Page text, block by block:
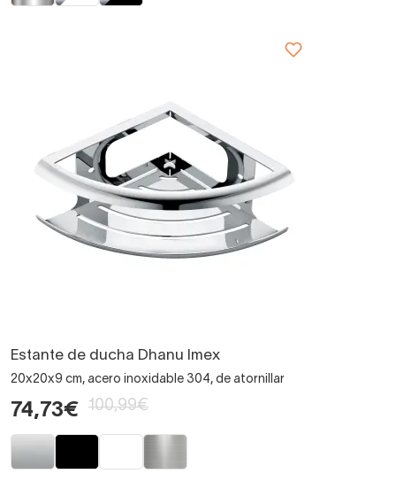
Estante de ducha Dhanu Imex
20x20x9 cm, acero inoxidable 304, de atornillar
74,73€ 100,99€